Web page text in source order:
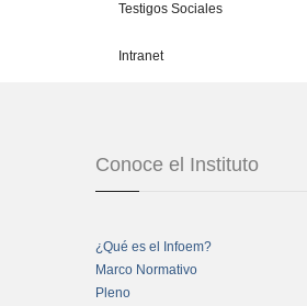
Testigos Sociales
Intranet
Conoce el Instituto
¿Qué es el Infoem?
Marco Normativo
Pleno